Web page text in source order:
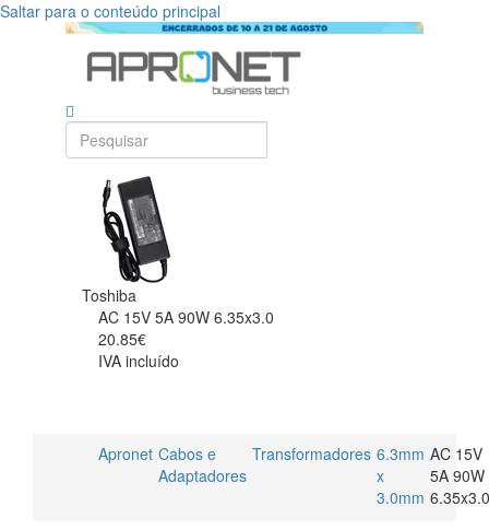
Saltar para o conteúdo principal
Toshiba
AC 15V 5A 90W 6.35x3.0
20.85€
IVA incluído
Apronet Cabos e
Adaptadores
Transformadores 6.3mm
x
3.0mm
AC 15V
5A 90W
6.35x3.0